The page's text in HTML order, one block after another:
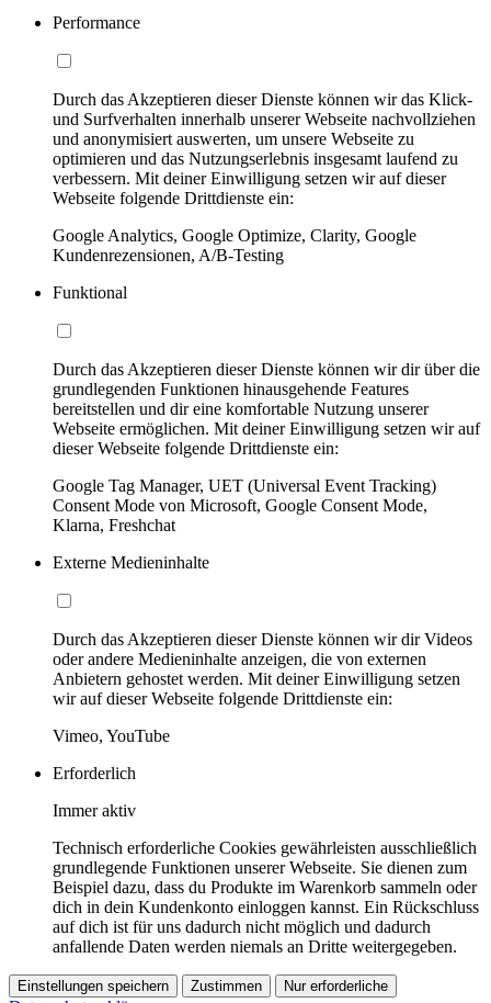
Performance
Durch das Akzeptieren dieser Dienste können wir das Klick-
und Surfverhalten innerhalb unserer Webseite nachvollziehen
und anonymisiert auswerten, um unsere Webseite zu
optimieren und das Nutzungserlebnis insgesamt laufend zu
verbessern. Mit deiner Einwilligung setzen wir auf dieser
Webseite folgende Drittdienste ein:
Google Analytics, Google Optimize, Clarity, Google
Kundenrezensionen, A/B-Testing
Funktional
Durch das Akzeptieren dieser Dienste können wir dir über die
grundlegenden Funktionen hinausgehende Features
bereitstellen und dir eine komfortable Nutzung unserer
Webseite ermöglichen. Mit deiner Einwilligung setzen wir auf
dieser Webseite folgende Drittdienste ein:
Google Tag Manager, UET (Universal Event Tracking)
Consent Mode von Microsoft, Google Consent Mode,
Klarna, Freshchat
Externe Medieninhalte
Durch das Akzeptieren dieser Dienste können wir dir Videos
oder andere Medieninhalte anzeigen, die von externen
Anbietern gehostet werden. Mit deiner Einwilligung setzen
wir auf dieser Webseite folgende Drittdienste ein:
Vimeo, YouTube
Erforderlich
Immer aktiv
Technisch erforderliche Cookies gewährleisten ausschließlich
grundlegende Funktionen unserer Webseite. Sie dienen zum
Beispiel dazu, dass du Produkte im Warenkorb sammeln oder
dich in dein Kundenkonto einloggen kannst. Ein Rückschluss
auf dich ist für uns dadurch nicht möglich und dadurch
anfallende Daten werden niemals an Dritte weitergegeben.
Einstellungen speichern Zustimmen Nur erforderliche